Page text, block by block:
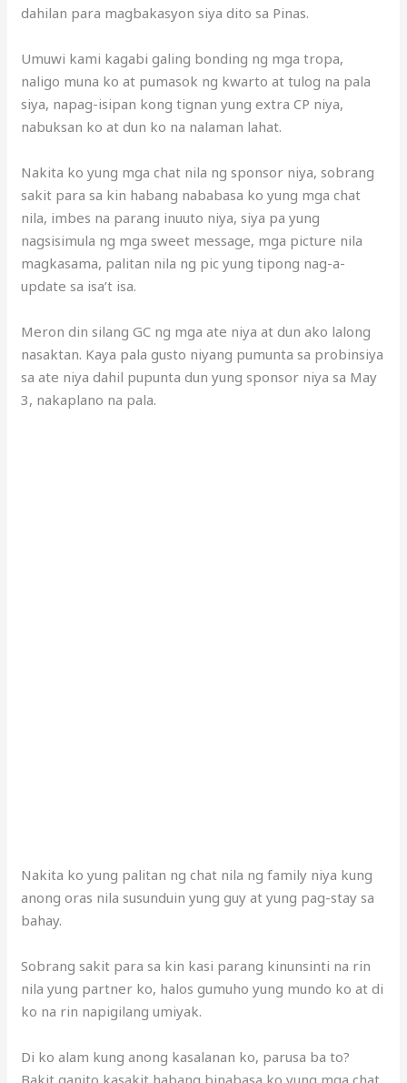
dahilan para magbakasyon siya dito sa Pinas.
Umuwi kami kagabi galing bonding ng mga tropa,
naligo muna ko at pumasok ng kwarto at tulog na pala
siya, napag-isipan kong tignan yung extra CP niya,
nabuksan ko at dun ko na nalaman lahat.
Nakita ko yung mga chat nila ng sponsor niya, sobrang
sakit para sa kin habang nababasa ko yung mga chat
nila, imbes na parang inuuto niya, siya pa yung
nagsisimula ng mga sweet message, mga picture nila
magkasama, palitan nila ng pic yung tipong nag-a-
update sa isa’t isa.
Meron din silang GC ng mga ate niya at dun ako lalong
nasaktan. Kaya pala gusto niyang pumunta sa probinsiya
sa ate niya dahil pupunta dun yung sponsor niya sa May
3, nakaplano na pala.
Nakita ko yung palitan ng chat nila ng family niya kung
anong oras nila susunduin yung guy at yung pag-stay sa
bahay.
Sobrang sakit para sa kin kasi parang kinunsinti na rin
nila yung partner ko, halos gumuho yung mundo ko at di
ko na rin napigilang umiyak.
Di ko alam kung anong kasalanan ko, parusa ba to?
Bakit ganito kasakit habang binabasa ko yung mga chat